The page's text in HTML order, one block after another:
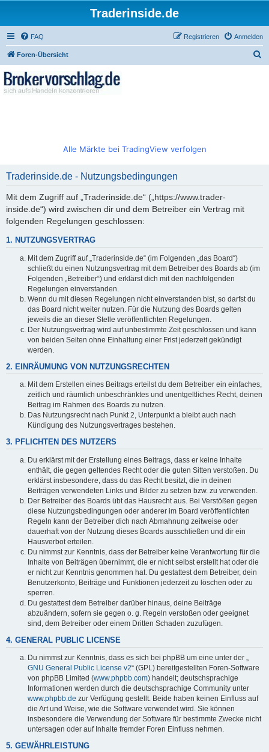
Traderinside.de
FAQ Anmelden
Registrieren
Foren-Übersicht
Alle Märkte bei TradingView verfolgen
Traderinside.de - Nutzungsbedingungen
Mit dem Zugriff auf „Traderinside.de“ („https://www.trader-
inside.de“) wird zwischen dir und dem Betreiber ein Vertrag mit
folgenden Regelungen geschlossen:
1. NUTZUNGSVERTRAG
Mit dem Zugriff auf „Traderinside.de“ (im Folgenden „das Board“)
schließt du einen Nutzungsvertrag mit dem Betreiber des Boards ab (im
Folgenden „Betreiber“) und erklärst dich mit den nachfolgenden
Regelungen einverstanden.
Wenn du mit diesen Regelungen nicht einverstanden bist, so darfst du
das Board nicht weiter nutzen. Für die Nutzung des Boards gelten
jeweils die an dieser Stelle veröffentlichten Regelungen.
Der Nutzungsvertrag wird auf unbestimmte Zeit geschlossen und kann
von beiden Seiten ohne Einhaltung einer Frist jederzeit gekündigt
werden.
2. EINRÄUMUNG VON NUTZUNGSRECHTEN
Mit dem Erstellen eines Beitrags erteilst du dem Betreiber ein einfaches,
zeitlich und räumlich unbeschränktes und unentgeltliches Recht, deinen
Beitrag im Rahmen des Boards zu nutzen.
Das Nutzungsrecht nach Punkt 2, Unterpunkt a bleibt auch nach
Kündigung des Nutzungsvertrages bestehen.
3. PFLICHTEN DES NUTZERS
Du erklärst mit der Erstellung eines Beitrags, dass er keine Inhalte
enthält, die gegen geltendes Recht oder die guten Sitten verstoßen. Du
erklärst insbesondere, dass du das Recht besitzt, die in deinen
Beiträgen verwendeten Links und Bilder zu setzen bzw. zu verwenden.
Der Betreiber des Boards übt das Hausrecht aus. Bei Verstößen gegen
diese Nutzungsbedingungen oder anderer im Board veröffentlichten
Regeln kann der Betreiber dich nach Abmahnung zeitweise oder
dauerhaft von der Nutzung dieses Boards ausschließen und dir ein
Hausverbot erteilen.
Du nimmst zur Kenntnis, dass der Betreiber keine Verantwortung für die
Inhalte von Beiträgen übernimmt, die er nicht selbst erstellt hat oder die
er nicht zur Kenntnis genommen hat. Du gestattest dem Betreiber, dein
Benutzerkonto, Beiträge und Funktionen jederzeit zu löschen oder zu
sperren.
Du gestattest dem Betreiber darüber hinaus, deine Beiträge
abzuändern, sofern sie gegen o. g. Regeln verstoßen oder geeignet
sind, dem Betreiber oder einem Dritten Schaden zuzufügen.
4. GENERAL PUBLIC LICENSE
Du nimmst zur Kenntnis, dass es sich bei phpBB um eine unter der „
GNU General Public License v2“ (GPL) bereitgestellten Foren-Software
von phpBB Limited (www.phpbb.com) handelt; deutschsprachige
Informationen werden durch die deutschsprachige Community unter
www.phpbb.de zur Verfügung gestellt. Beide haben keinen Einfluss auf
die Art und Weise, wie die Software verwendet wird. Sie können
insbesondere die Verwendung der Software für bestimmte Zwecke nicht
untersagen oder auf Inhalte fremder Foren Einfluss nehmen.
5. GEWÄHRLEISTUNG